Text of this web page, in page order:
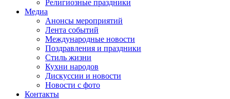
Религиозные праздники
Медиа
Анонсы мероприятий
Лента событий
Международные новости
Поздравления и праздники
Cтиль жизни
Кухни народов
Дискуссии и новости
Новости с фото
Контакты